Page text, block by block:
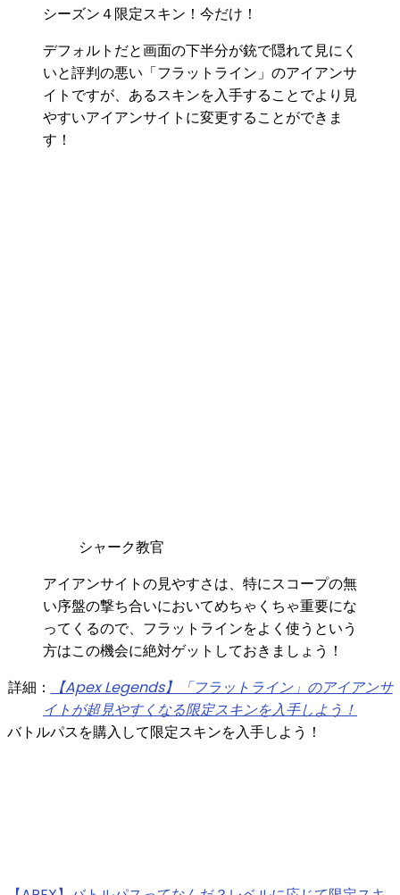
シーズン４限定スキン！今だけ！
デフォルトだと画面の下半分が銃で隠れて見にく
いと評判の悪い「フラットライン」のアイアンサ
イトですが、あるスキンを入手することでより見
やすいアイアンサイトに変更することができま
す！
シャーク教官
アイアンサイトの見やすさは、特にスコープの無
い序盤の撃ち合いにおいてめちゃくちゃ重要にな
ってくるので、フラットラインをよく使うという
方はこの機会に絶対ゲットしておきましょう！
詳細：
【Apex Legends】「フラットライン」のアイアンサ
イトが超見やすくなる限定スキンを入手しよう！
バトルパスを購入して限定スキンを入手しよう！